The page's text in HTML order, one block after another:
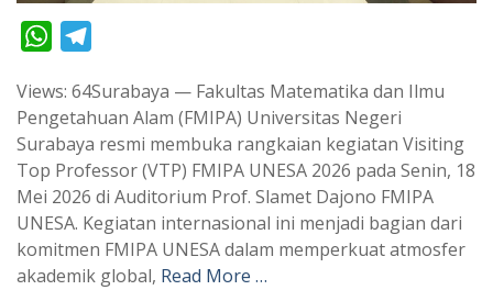
W
a
t
s
A
p
p
l
e
r
a
m
Views: 64Surabaya — Fakultas Matematika dan Ilmu
Pengetahuan Alam (FMIPA) Universitas Negeri
Surabaya resmi membuka rangkaian kegiatan Visiting
Top Professor (VTP) FMIPA UNESA 2026 pada Senin, 18
Mei 2026 di Auditorium Prof. Slamet Dajono FMIPA
UNESA. Kegiatan internasional ini menjadi bagian dari
komitmen FMIPA UNESA dalam memperkuat atmosfer
akademik global, Read More …